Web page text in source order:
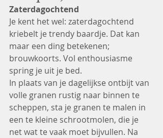
Zaterdagochtend
Je kent het wel: zaterdagochtend
kriebelt je trendy baardje. Dat kan
maar een ding betekenen;
brouwkoorts. Vol enthousiasme
spring je uit je bed.
In plaats van je dagelijkse ontbijt van
volle granen rustig naar binnen te
scheppen, sta je granen te malen in
een te kleine schrootmolen, die je
net wat te vaak moet bijvullen. Na